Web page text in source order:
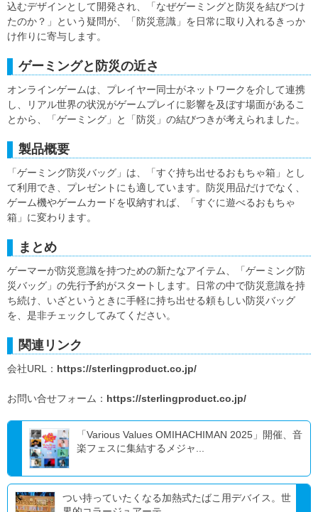
込むデザインとして開発され、「なぜゲーミングと防災を結びつけ
たのか？」という疑問が、「防災意識」を日常に取り入れるきっか
け作りに寄与します。
ゲーミングと防災の近さ
オンラインゲームは、プレイヤー同士がネットワークを介して連携
し、リアル世界の状況がゲームプレイに影響を及ぼす場面があるこ
とから、「ゲーミング」と「防災」の結びつきが考えられました。
製品概要
「ゲーミング防災バッグ」は、「すぐ持ち出せるおもちゃ箱」とし
て利用でき、プレゼントにも適しています。防災用品だけでなく、
ゲーム機やゲームカードを収納すれば、「すぐに遊べるおもちゃ
箱」に変わります。
まとめ
ゲーマーが防災意識を持つための新たなアイテム、「ゲーミング防
災バッグ」の先行予約がスタートします。日常の中で防災意識を持
ち続け、いざというときに手軽に持ち出せる頼もしい防災バッグ
を、是非チェックしてみてください。
関連リンク
会社URL： https://sterlingproduct.co.jp/
お問い合せフォーム： https://sterlingproduct.co.jp/
「Various Values OMIHACHIMAN 2025」開催、音
楽フェスに集結するメジャ...
つい持っていたくなる加熱式たばこ用デバイス。世